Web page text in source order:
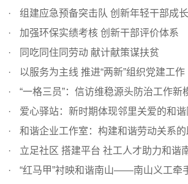
组建应急预备突击队 创新年轻干部成
加强环保实绩考核 创新干部评价体系
同吃同住同劳动 献计献策谋扶贫
以服务为主线 推进“两新”组织党建工作
“一格三员”：信访维稳源头防治工作新
爱心驿站：新时期体现邻里关爱的和
和谐企业工作室：构建和谐劳动关系的助
立足社区 搭建平台 社工人才助力和谐
“红马甲”衬映和谐南山——南山义工牵手社